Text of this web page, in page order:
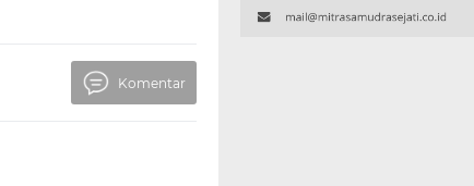
Komentar